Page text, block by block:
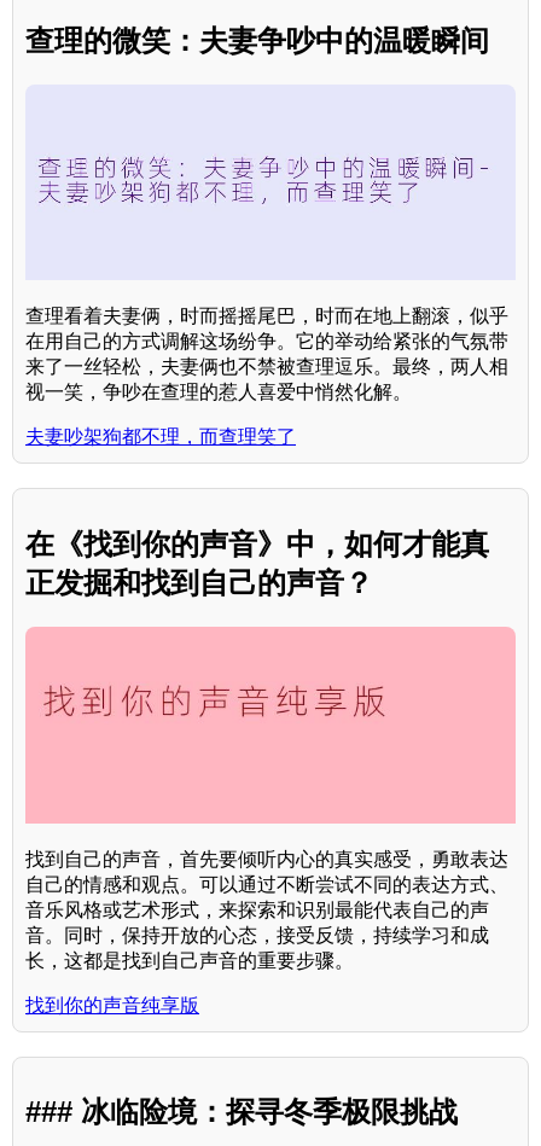
查理的微笑：夫妻争吵中的温暖瞬间
查理看着夫妻俩，时而摇摇尾巴，时而在地上翻滚，似乎
在用自己的方式调解这场纷争。它的举动给紧张的气氛带
来了一丝轻松，夫妻俩也不禁被查理逗乐。最终，两人相
视一笑，争吵在查理的惹人喜爱中悄然化解。
夫妻吵架狗都不理，而查理笑了
在《找到你的声音》中，如何才能真
正发掘和找到自己的声音？
找到自己的声音，首先要倾听内心的真实感受，勇敢表达
自己的情感和观点。可以通过不断尝试不同的表达方式、
音乐风格或艺术形式，来探索和识别最能代表自己的声
音。同时，保持开放的心态，接受反馈，持续学习和成
长，这都是找到自己声音的重要步骤。
找到你的声音纯享版
### 冰临险境：探寻冬季极限挑战